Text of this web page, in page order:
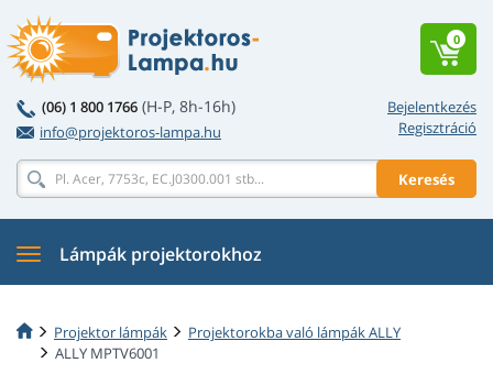
Bejelentkezés
Regisztráció
(06) 1 800 1766 (H-P, 8h-16h)
info@projektoros-lampa.hu
Keresés
0
Lámpák projektorokhoz
Projektor lámpák
Projektorokba való lámpák ALLY
ALLY MPTV6001